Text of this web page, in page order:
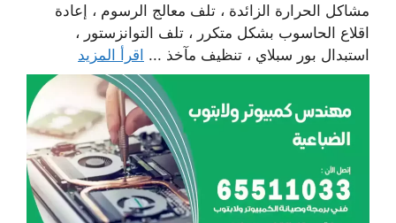
مشاكل الحرارة الزائدة ، تلف معالج الرسوم ، إعادة
اقلاع الحاسوب بشكل متكرر ، تلف التوانزستور ،
استبدال بور سبلاي ، تنظيف مآخذ ... اقرأ المزيد